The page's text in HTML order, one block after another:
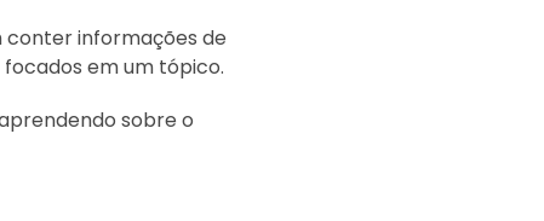
informações de
em um tópico.
sobre o